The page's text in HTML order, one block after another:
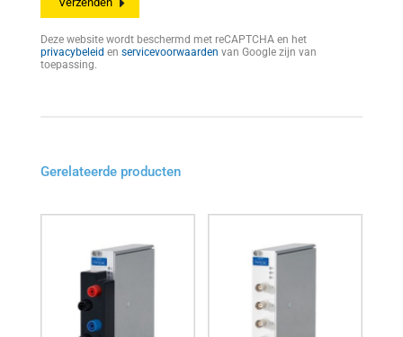
Deze website wordt beschermd met reCAPTCHA en het
privacybeleid en servicevoorwaarden van Google zijn van
toepassing.
Gerelateerde producten